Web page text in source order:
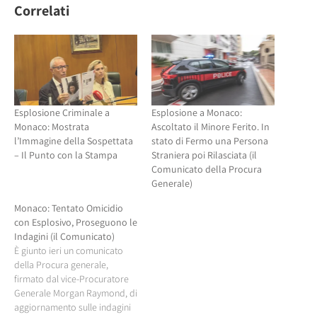
(Si
apre
una
nuova
finestra)
nuova
finestra)
Correlati
Esplosione Criminale a
Monaco: Mostrata
l’Immagine della Sospettata
– Il Punto con la Stampa
Esplosione a Monaco:
Ascoltato il Minore Ferito. In
stato di Fermo una Persona
Straniera poi Rilasciata (il
Comunicato della Procura
Generale)
Monaco: Tentato Omicidio
con Esplosivo, Proseguono le
Indagini (il Comunicato)
È giunto ieri un comunicato
della Procura generale,
firmato dal vice-Procuratore
Generale Morgan Raymond, di
aggiornamento sulle indagini